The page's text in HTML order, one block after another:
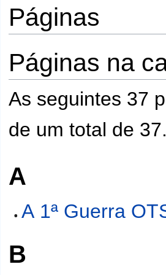
Páginas
Páginas na
As seguintes 37
de um total de
A
A 1ª Guerra
B